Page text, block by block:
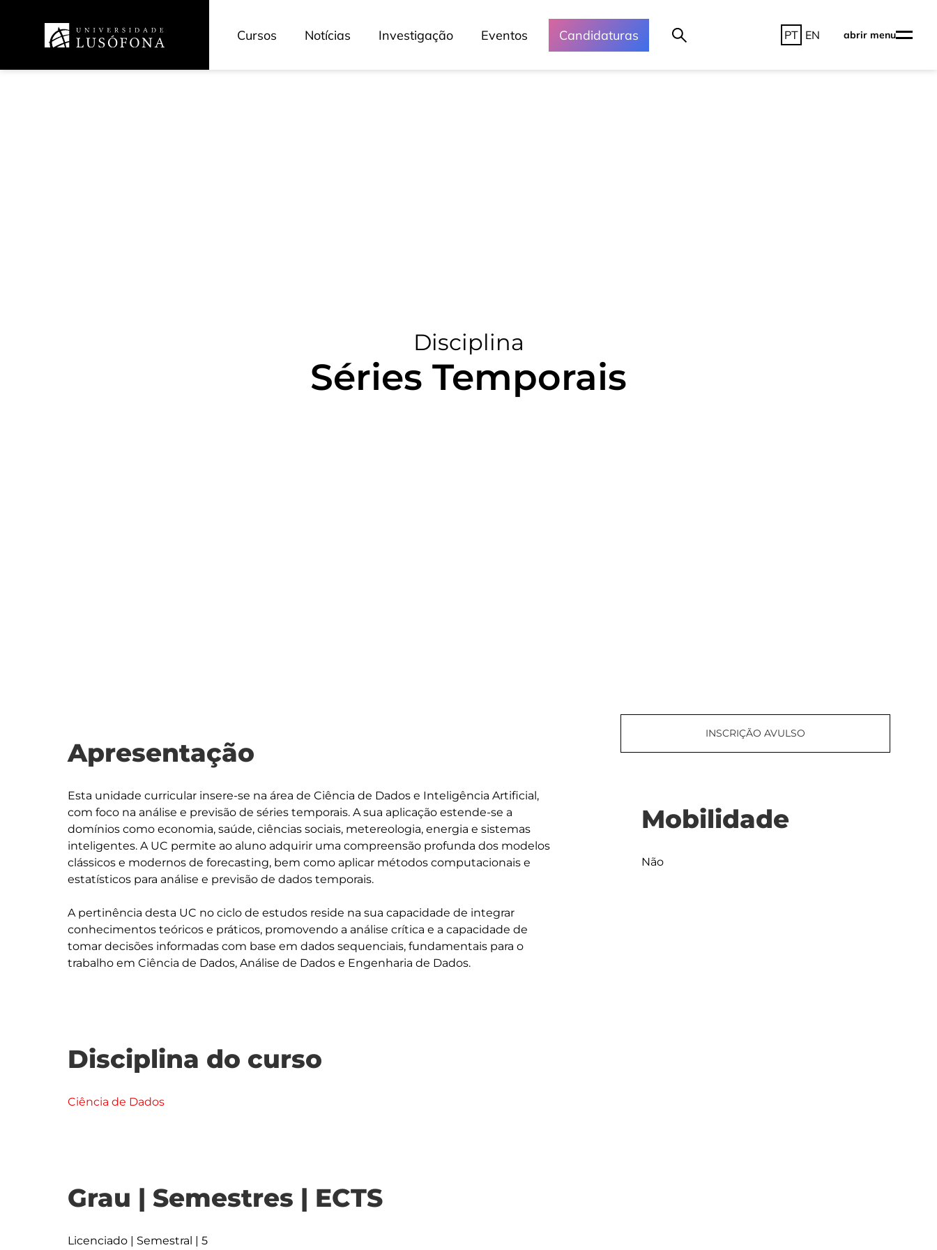
Cursos Notícias Investigação Eventos Candidaturas PT EN abrir menu
Disciplina
Séries Temporais
Apresentação
Esta unidade curricular insere-se na área de Ciência de Dados e Inteligência Artificial,
com foco na análise e previsão de séries temporais. A sua aplicação estende-se a
domínios como economia, saúde, ciências sociais, metereologia, energia e sistemas
inteligentes. A UC permite ao aluno adquirir uma compreensão profunda dos modelos
clássicos e modernos de forecasting, bem como aplicar métodos computacionais e
estatísticos para análise e previsão de dados temporais.
A pertinência desta UC no ciclo de estudos reside na sua capacidade de integrar
conhecimentos teóricos e práticos, promovendo a análise crítica e a capacidade de
tomar decisões informadas com base em dados sequenciais, fundamentais para o
Disciplina do curso
Ciência de Dados
Grau | Semestres | ECTS
Licenciado | Semestral | 5
INSCRIÇÃO AVULSO
Mobilidade
Não